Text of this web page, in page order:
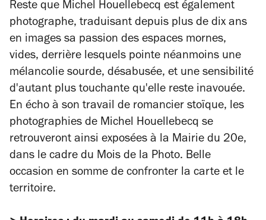
Reste que Michel Houellebecq est également
photographe, traduisant depuis plus de dix ans
en images sa passion des espaces mornes,
vides, derrière lesquels pointe néanmoins une
mélancolie sourde, désabusée, et une sensibilité
d'autant plus touchante qu'elle reste inavouée.
En écho à son travail de romancier stoïque, les
photographies de Michel Houellebecq se
retrouveront ainsi exposées à la Mairie du 20e,
dans le cadre du Mois de la Photo. Belle
occasion en somme de confronter la carte et le
territoire.